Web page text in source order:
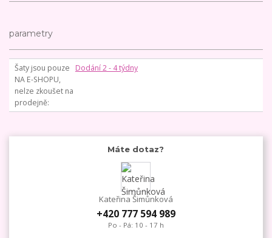
parametry
Šaty jsou pouze
NA E-SHOPU,
nelze zkoušet na
prodejně
Dodání 2 - 4 týdny
Máte dotaz?
Kateřina Šimůnková
+420 777 594 989
Po - Pá: 10 - 17 h